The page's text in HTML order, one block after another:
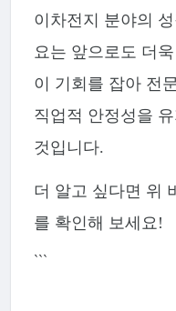
이차전지 분야의
요는 앞으로도 더
이 기회를 잡아 전
직업적 안정성을
것입니다.
더 알고 싶다면 위
를 확인해 보세요!
```